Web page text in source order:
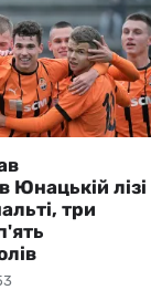
Юнацькій лізі
три